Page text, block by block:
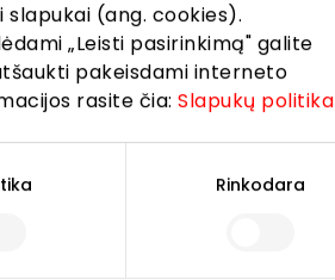
(ang. cookies).
„Leisti pasirinkimą" galite
pakeisdami interneto
rasite čia:Slapukų politika
Rinkodara
tik perkant pilną
konsultantų.